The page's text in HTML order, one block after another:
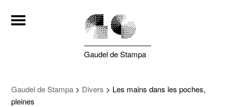
Gaudel de Stampa
Gaudel de Stampa > Divers > Les mains dans les poches,
pleines